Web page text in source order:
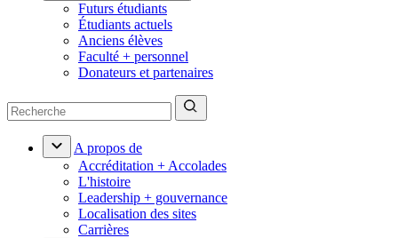
Futurs étudiants
Étudiants actuels
Anciens élèves
Faculté + personnel
Donateurs et partenaires
A propos de
Accréditation + Accolades
L'histoire
Leadership + gouvernance
Localisation des sites
Carrières